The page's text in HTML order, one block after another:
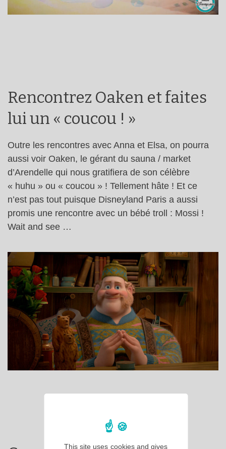
Rencontrez Oaken et faites
lui un « coucou ! »
Outre les rencontres avec Anna et Elsa, on pourra
aussi voir Oaken, le gérant du sauna / market
d’Arendelle qui nous gratifiera de son célèbre
« huhu » ou « coucou » ! Tellement hâte ! Et ce
n’est pas tout puisque Disneyland Paris a aussi
promis une rencontre avec un bébé troll : Mossi !
Wait and see …
This site uses cookies and gives